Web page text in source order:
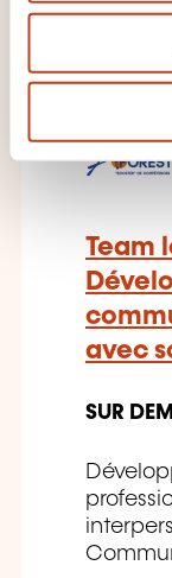
n
VOUS
Team
avec
SUR